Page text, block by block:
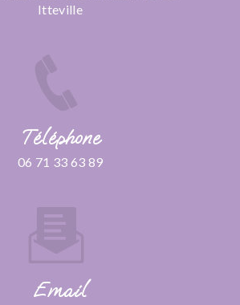
Itteville
Téléphone
06 71 33 63 89
Email